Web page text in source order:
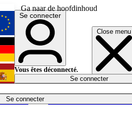
Ga naar de hoofdinhoud
Close menu
Se connecter
Économie
English
Deutsch
Español
Se connecter
Vous êtes déconnecté.
Se connecter